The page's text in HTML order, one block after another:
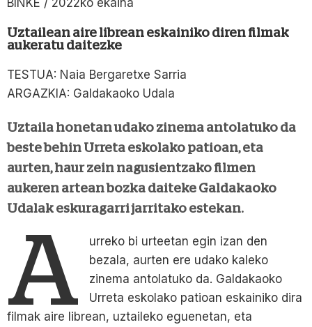
Uztailean aire librean eskainiko diren filmak
aukeratu daitezke
TESTUA: Naia Bergaretxe Sarria
ARGAZKIA: Galdakaoko Udala
Uztaila honetan udako zinema antolatuko da
beste behin Urreta eskolako patioan, eta
aurten, haur zein nagusientzako filmen
aukeren artean bozka daiteke Galdakaoko
Udalak eskuragarri jarritako estekan.
A
urreko bi urteetan egin izan den
bezala, aurten ere udako kaleko
zinema antolatuko da. Galdakaoko
Urreta eskolako patioan eskainiko dira
filmak aire librean, uztaileko eguenetan, eta